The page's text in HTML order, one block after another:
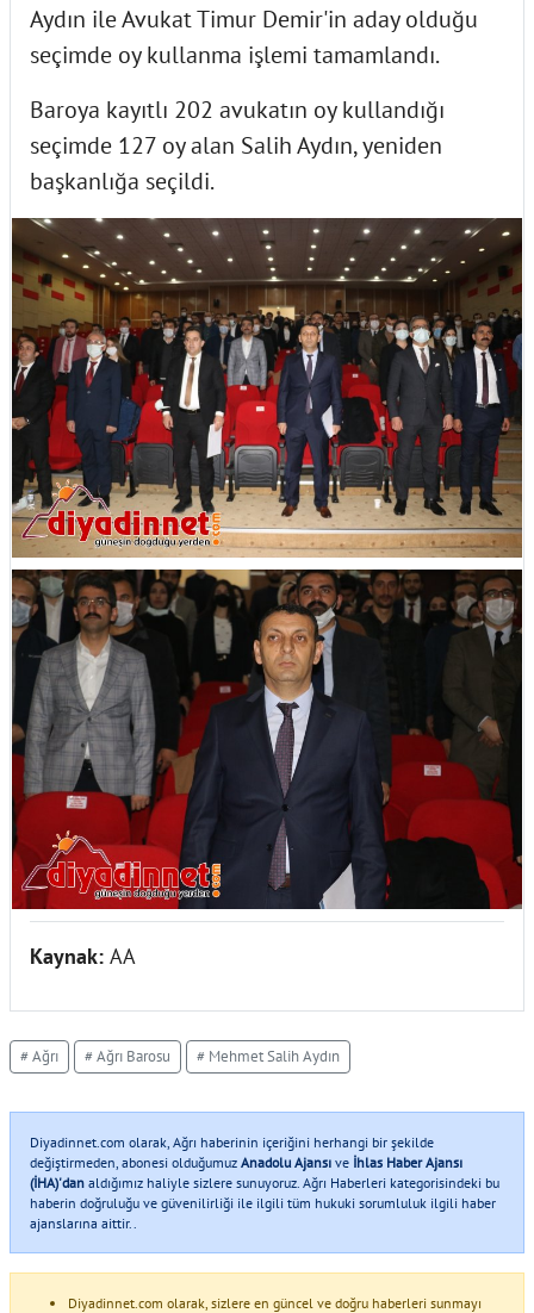
Aydın ile Avukat Timur Demir'in aday olduğu
seçimde oy kullanma işlemi tamamlandı.
Baroya kayıtlı 202 avukatın oy kullandığı
seçimde 127 oy alan Salih Aydın, yeniden
başkanlığa seçildi.
Kaynak: AA
# Ağrı # Ağrı Barosu # Mehmet Salih Aydın
Diyadinnet.com olarak, Ağrı haberinin içeriğini herhangi bir şekilde
değiştirmeden, abonesi olduğumuz Anadolu Ajansı ve İhlas Haber Ajansı
(İHA)'dan aldığımız haliyle sizlere sunuyoruz. Ağrı Haberleri kategorisindeki bu
haberin doğruluğu ve güvenilirliği ile ilgili tüm hukuki sorumluluk ilgili haber
ajanslarına aittir..
Diyadinnet.com olarak, sizlere en güncel ve doğru haberleri sunmayı